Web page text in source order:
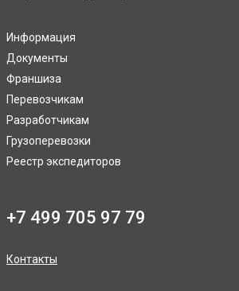
Информация
Документы
Франшиза
Перевозчикам
Разработчикам
Грузоперевозки
Реестр экспедиторов
+7 499 705 97 79
Контакты